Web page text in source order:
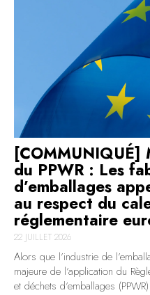
[COMMUNIQUÉ]
du PPWR : Les
d’emballages
au respect du
réglementaire
22 JUILLET 2026
Alors que l’industrie de
majeure de l’application du
et déchets d’emballages